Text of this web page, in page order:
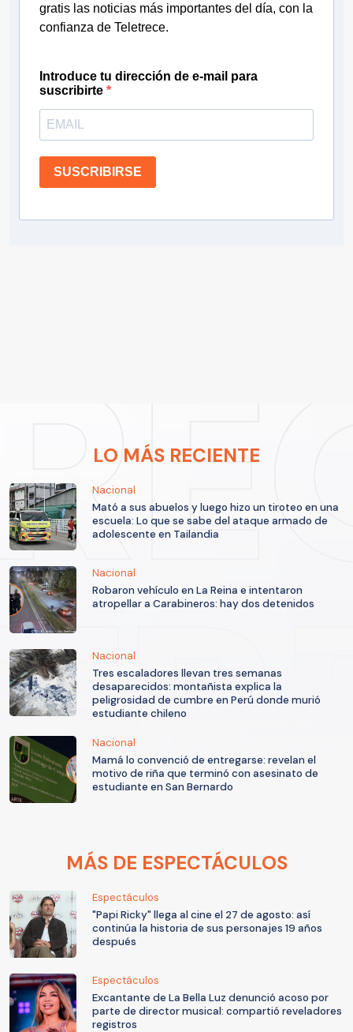
gratis las noticias más importantes del día, con la
confianza de Teletrece.
Introduce tu dirección de e-mail para
suscribirte
SUSCRIBIRSE
LO MÁS RECIENTE
Nacional
Mató a sus abuelos y luego hizo un tiroteo en una
escuela: Lo que se sabe del ataque armado de
adolescente en Tailandia
Nacional
Robaron vehículo en La Reina e intentaron
atropellar a Carabineros: hay dos detenidos
Nacional
Tres escaladores llevan tres semanas
desaparecidos: montañista explica la
peligrosidad de cumbre en Perú donde murió
estudiante chileno
Nacional
Mamá lo convenció de entregarse: revelan el
motivo de riña que terminó con asesinato de
estudiante en San Bernardo
MÁS DE ESPECTÁCULOS
Espectáculos
"Papi Ricky" llega al cine el 27 de agosto: así
continúa la historia de sus personajes 19 años
después
Espectáculos
Excantante de La Bella Luz denunció acoso por
parte de director musical: compartió reveladores
registros